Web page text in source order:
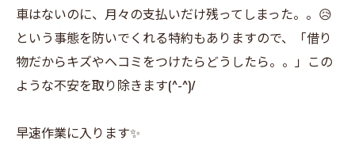
車はないのに、月々の支払いだけ残ってしまった。。😥
という事態を防いでくれる特約もありますので、「借り
物だからキズやヘコミをつけたらどうしたら。。」この
ような不安を取り除きます(^-^)/
早速作業に入ります✨